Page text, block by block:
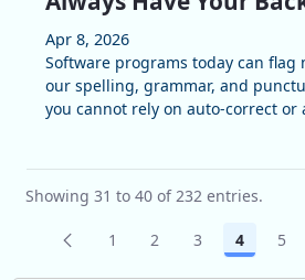
Apr 8, 2026
Software programs today can flag
our spelling, grammar, and
you cannot rely on auto-correct or
Showing 31 to 40 of 232 entries.
Page
1 Page
2 Page
3 Page
4 5